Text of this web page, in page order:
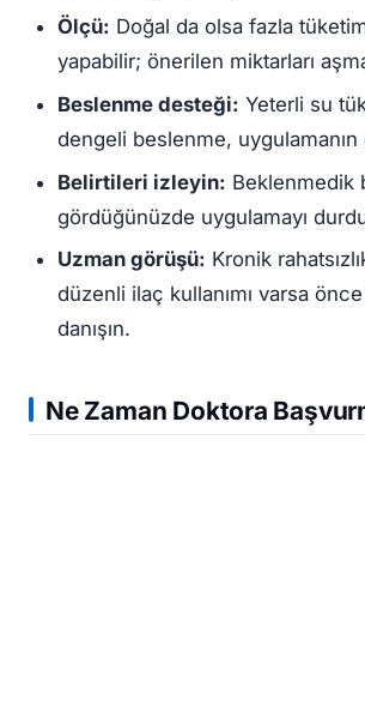
Ölçü: Doğal da olsa fazla
yapabilir; önerilen miktarları
Beslenme desteği: Yeterli su
dengeli beslenme, uygulamanın
Belirtileri izleyin: Beklenmedik
gördüğünüzde uygulamayı
Uzman görüşü: Kronik
düzenli ilaç kullanımı varsa
danışın.
Ne Zaman Doktora